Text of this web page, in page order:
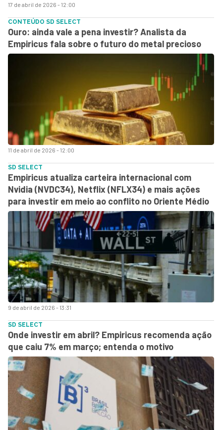
17 de abril de 2026 - 12:00
11 de abril de 2026 - 12:00
CONTEÚDO SD SELECT
Ouro: ainda vale a pena investir? Analista da
Empiricus fala sobre o futuro do metal precioso
9 de abril de 2026 - 13:31
SD SELECT
Empiricus atualiza carteira internacional com
Nvidia (NVDC34), Netflix (NFLX34) e mais ações
para investir em meio ao conflito no Oriente Médio
SD SELECT
Onde investir em abril? Empiricus recomenda ação
que caiu 7% em março; entenda o motivo